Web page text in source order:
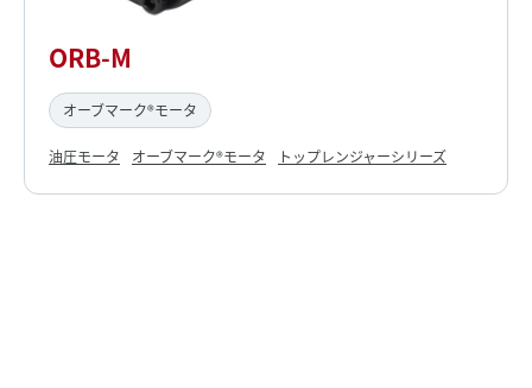
ORB-M
オーブマーク®モータ
油圧モータ オーブマーク®モータ トップレンジャーシリーズ